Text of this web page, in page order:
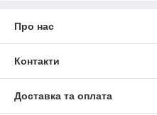
Про нас
Контакти
Доставка та оплата